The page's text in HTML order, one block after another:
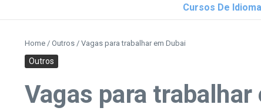
Cursos De
Home / Outros / Vagas para trabalhar em Dubai
Outros
Vagas para trabalhar